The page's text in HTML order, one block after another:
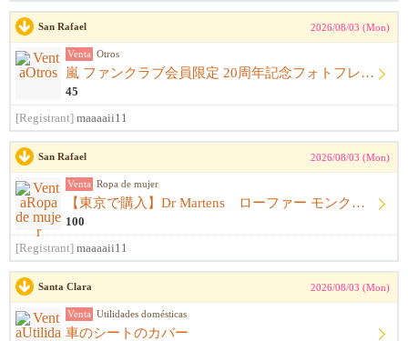
San Rafael 2026/08/03 (Mon)
Venta Otros
嵐 ファンクラブ会員限定 20周年記念フォトフレーム
45
[Registrant] maaaaii11
San Rafael 2026/08/03 (Mon)
Venta Ropa de mujer
【東京で購入】Dr Martens ローファー モンクストラップ 黒 サイズ23.5cm〜24.0cm ドクターマーチン
100
[Registrant] maaaaii11
Santa Clara 2026/08/03 (Mon)
Venta Utilidades domésticas
車のシートのカバー